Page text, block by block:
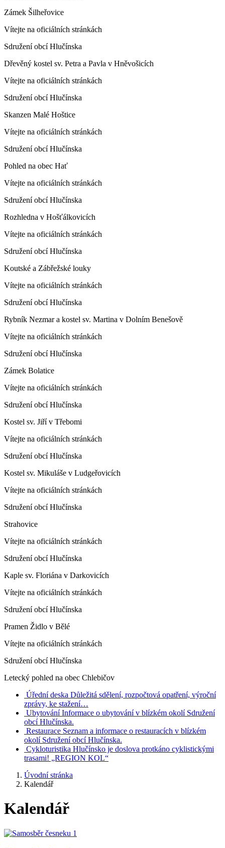
Zámek Šilheřovice
Vítejte na oficiálních stránkách
Sdružení obcí Hlučínska
Dřevěný kostel sv. Petra a Pavla v Hněvošicích
Vítejte na oficiálních stránkách
Sdružení obcí Hlučínska
Skanzen Malé Hoštice
Vítejte na oficiálních stránkách
Sdružení obcí Hlučínska
Pohled na obec Hať
Vítejte na oficiálních stránkách
Sdružení obcí Hlučínska
Rozhledna v Hošťálkovicích
Vítejte na oficiálních stránkách
Sdružení obcí Hlučínska
Koutské a Zábřežské louky
Vítejte na oficiálních stránkách
Sdružení obcí Hlučínska
Rybník Nezmar a kostel sv. Martina v Dolním Benešově
Vítejte na oficiálních stránkách
Sdružení obcí Hlučínska
Zámek Bolatice
Vítejte na oficiálních stránkách
Sdružení obcí Hlučínska
Kostel sv. Jiří v Třebomi
Vítejte na oficiálních stránkách
Sdružení obcí Hlučínska
Kostel sv. Mikuláše v Ludgeřovicích
Vítejte na oficiálních stránkách
Sdružení obcí Hlučínska
Strahovice
Vítejte na oficiálních stránkách
Sdružení obcí Hlučínska
Kaple sv. Floriána v Darkovicích
Vítejte na oficiálních stránkách
Sdružení obcí Hlučínska
Pramen Židlo v Bělé
Vítejte na oficiálních stránkách
Sdružení obcí Hlučínska
Letecký pohled na obec Chlebičov
Úřední deska Důležitá sdělení, rozpočtová opatření, výroční
zprávy, ke stažení…
Ubytování Informace o ubytování v blízkém okolí Sdružení
obcí Hlučínska.
Restaurace Seznam a informace o restauracích v blízkém
okolí Sdružení obcí Hlučínska.
Cykloturistika Hlučínsko je doslova protkáno cyklistickými
trasami! „REGION KOL“
Úvodní stránka
Kalendář
Kalendář